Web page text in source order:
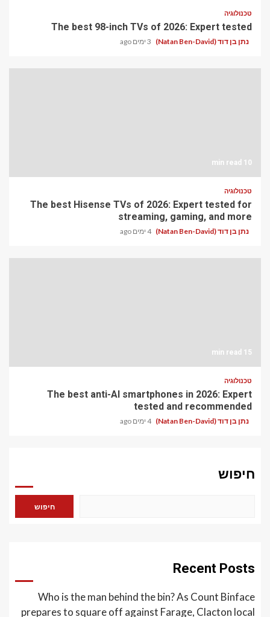
טכנולוגיה
The best 98-inch TVs of 2026: Expert tested
נתן בן דוד (Natan Ben-David) 3 ימים ago
10 min read
טכנולוגיה
The best Hisense TVs of 2026: Expert tested for
streaming, gaming, and more
נתן בן דוד (Natan Ben-David) 4 ימים ago
15 min read
טכנולוגיה
The best anti-AI smartphones in 2026: Expert
tested and recommended
נתן בן דוד (Natan Ben-David) 4 ימים ago
חיפוש
חיפוש
Recent Posts
Who is the man behind the bin? As Count Binface
prepares to square off against Farage, Clacton local